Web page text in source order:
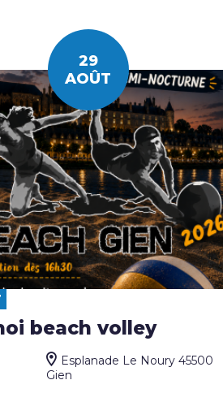
29
AOÛT
beach volley
Esplanade Le Noury 45500
Gien